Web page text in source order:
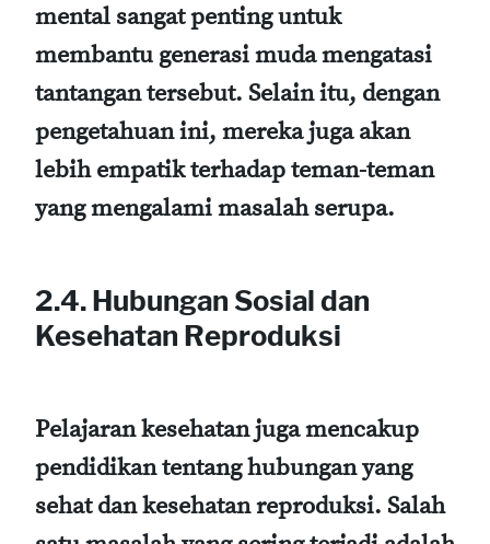
mental sangat penting untuk
membantu generasi muda mengatasi
tantangan tersebut. Selain itu, dengan
pengetahuan ini, mereka juga akan
lebih empatik terhadap teman-teman
yang mengalami masalah serupa.
2.4. Hubungan Sosial dan
Kesehatan Reproduksi
Pelajaran kesehatan juga mencakup
pendidikan tentang hubungan yang
sehat dan kesehatan reproduksi. Salah